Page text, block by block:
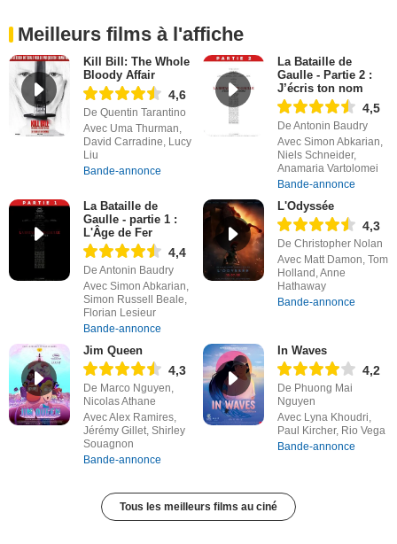
Meilleurs films à l'affiche
Kill Bill: The Whole
Bloody Affair
4,6
De Quentin Tarantino
Avec Uma Thurman,
David Carradine, Lucy
Liu
Bande-annonce
La Bataille de
Gaulle - Partie 2 :
J’écris ton nom
4,5
De Antonin Baudry
Avec Simon Abkarian,
Niels Schneider,
Anamaria Vartolomei
Bande-annonce
La Bataille de
Gaulle - partie 1 :
L'Âge de Fer
4,4
De Antonin Baudry
Avec Simon Abkarian,
Simon Russell Beale,
Florian Lesieur
Bande-annonce
L'Odyssée
4,3
De Christopher Nolan
Avec Matt Damon, Tom
Holland, Anne
Hathaway
Bande-annonce
Jim Queen
4,3
De Marco Nguyen,
Nicolas Athane
Avec Alex Ramires,
Jérémy Gillet, Shirley
Souagnon
Bande-annonce
In Waves
4,2
De Phuong Mai
Nguyen
Avec Lyna Khoudri,
Paul Kircher, Rio Vega
Bande-annonce
Tous les meilleurs films au ciné